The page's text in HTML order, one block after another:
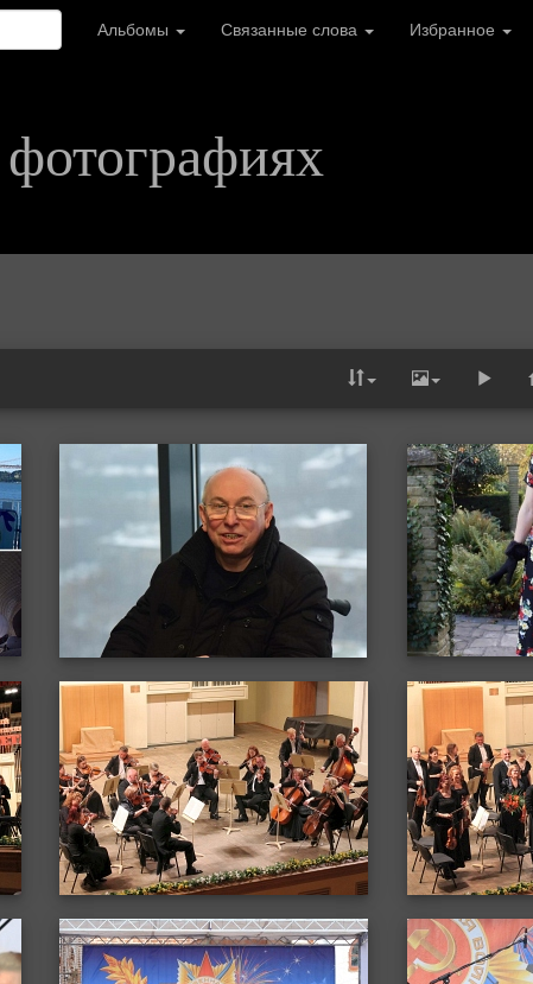
Альбомы Связанные слова Избранное